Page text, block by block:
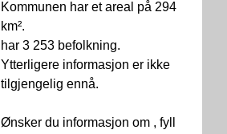
Kommunen har et areal på 294
km².
har 3 253 befolkning.
Ytterligere informasjon er ikke
tilgjengelig ennå.
Ønsker du informasjon om , fyll